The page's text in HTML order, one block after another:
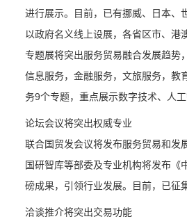
进行展示。目前，已有挪威、日本、
以政府名义线上设展，各省区市、港
专题展将突出服务贸易融合发展趋势
信息服务，金融服务，文旅服务，教
务9个专题，重点展示数字技术、人
论坛会议将突出权威专业
联合国贸发会议将发布服务贸易和发
国研智库等部委及专业机构将发布
磅成果，引领行业发展。目前，已征
洽谈推介将突出交易功能